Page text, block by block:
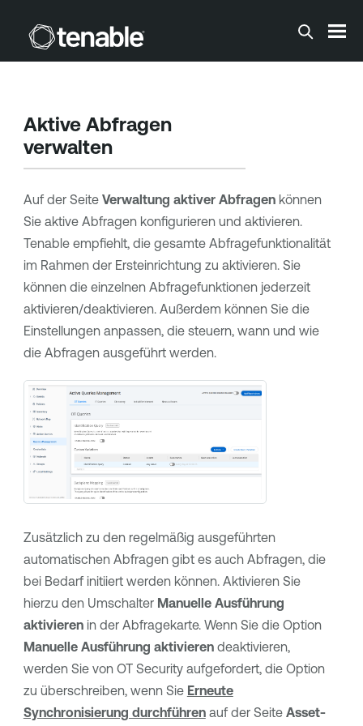
Zum Hauptinhalt springen
Aktive Abfragen
verwalten
Auf der Seite Verwaltung aktiver Abfragenkönnen
Sie aktive Abfragen konfigurieren und aktivieren.
Tenableempfiehlt, die gesamte Abfragefunktionalität
im Rahmen der Ersteinrichtung zu aktivieren. Sie
können die einzelnen Abfragefunktionen jederzeit
aktivieren/deaktivieren. Außerdem können Sie die
Einstellungen anpassen, die steuern, wann und wie
die Abfragen ausgeführt werden.
Zusätzlich zu den regelmäßig ausgeführten
automatischen Abfragen gibt es auch Abfragen, die
bei Bedarf initiiert werden können. Aktivieren Sie
hierzu den Umschalter Manuelle Ausführung
aktivierenin der Abfragekarte. Wenn Sie die Option
Manuelle Ausführung aktivierendeaktivieren,
werden Sie von OT Securityaufgefordert, die Option
zu überschreiben, wenn Sie Erneute
Synchronisierung durchführenauf der Seite Asset-